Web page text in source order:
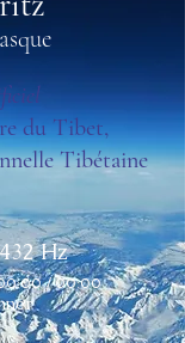
Hz
/00:00
du Tibet,
Tibétaine